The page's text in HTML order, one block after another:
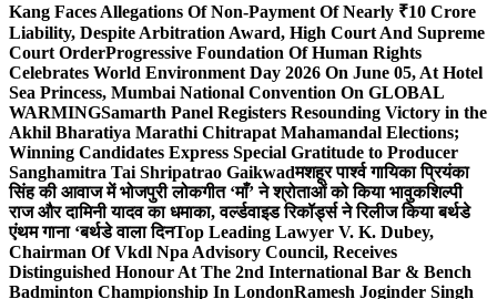
Kang Faces Allegations Of Non-Payment Of Nearly ₹10 Crore
Liability, Despite Arbitration Award, High Court And Supreme
Court OrderProgressive Foundation Of Human Rights
Celebrates World Environment Day 2026 On June 05, At Hotel
Sea Princess, Mumbai National Convention On GLOBAL
WARMINGSamarth Panel Registers Resounding Victory in the
Akhil Bharatiya Marathi Chitrapat Mahamandal Elections;
Winning Candidates Express Special Gratitude to Producer
Sanghamitra Tai Shripatrao Gaikwadमशहूर पार्श्व गायिका प्रियंका
सिंह की आवाज में भोजपुरी लोकगीत ‘माँ’ ने श्रोताओं को किया भावुकशिल्पी
राज और दामिनी यादव का धमाका, वर्ल्डवाइड रिकॉर्ड्स ने रिलीज किया बर्थडे
एंथम गाना ‘बर्थडे वाला दिनTop Leading Lawyer V. K. Dubey,
Chairman Of Vkdl Npa Advisory Council, Receives
Distinguished Honour At The 2nd International Bar & Bench
Badminton Championship In LondonRamesh Joginder Singh